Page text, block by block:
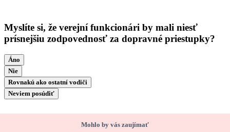
Myslíte si, že verejní funkcionári by mali niesť
prísnejšiu zodpovednosť za dopravné priestupky?
Áno
Nie
Rovnakú ako ostatní vodiči
Neviem posúdiť
Mohlo by vás zaujímať